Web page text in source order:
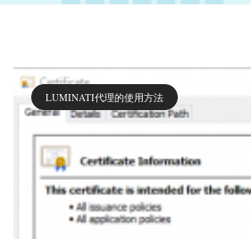
LUMINATI代理的使用方法